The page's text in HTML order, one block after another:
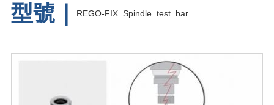
型號｜ REGO-FIX_Spindle_test_bar